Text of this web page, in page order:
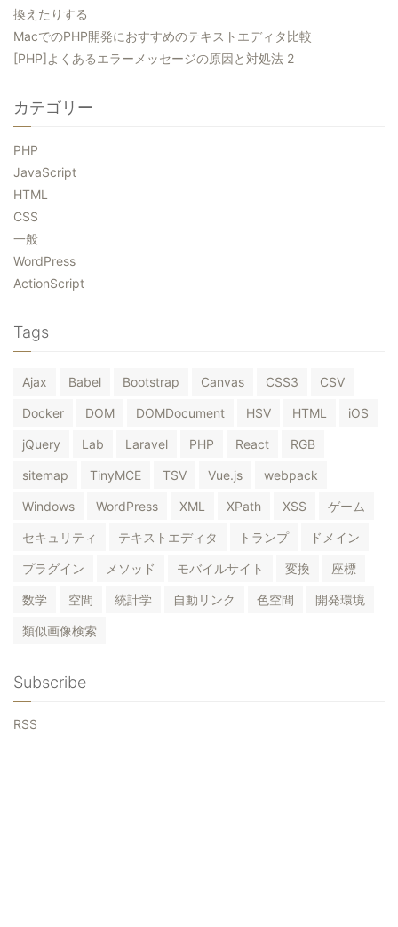
換えたりする
MacでのPHP開発におすすめのテキストエディタ比較
[PHP]よくあるエラーメッセージの原因と対処法 2
カテゴリー
PHP
JavaScript
HTML
CSS
一般
WordPress
ActionScript
Tags
Ajax Babel Bootstrap Canvas CSS3 CSV
Docker DOM DOMDocument HSV HTML iOS
jQuery Lab Laravel PHP React RGB
sitemap TinyMCE TSV Vue.js webpack
Windows WordPress XML XPath XSS ゲーム
セキュリティ テキストエディタ トランプ ドメイン
プラグイン メソッド モバイルサイト 変換 座標
数学 空間 統計学 自動リンク 色空間 開発環境
類似画像検索
Subscribe
RSS